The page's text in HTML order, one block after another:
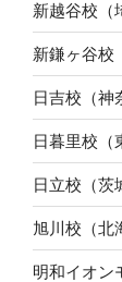
新越谷校（
新鎌ヶ谷校
日吉校（神
日暮里校（
日立校（茨
旭川校（北
明和イオン